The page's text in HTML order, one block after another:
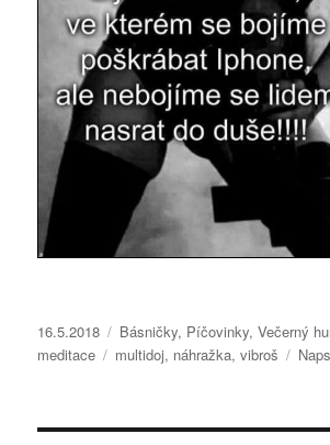
Publikováno:
16.5.2018 Rubriky:
Básničky, Píčovinky,Večerný
meditace
Štítky:
multidoj, náhražka,vibroš